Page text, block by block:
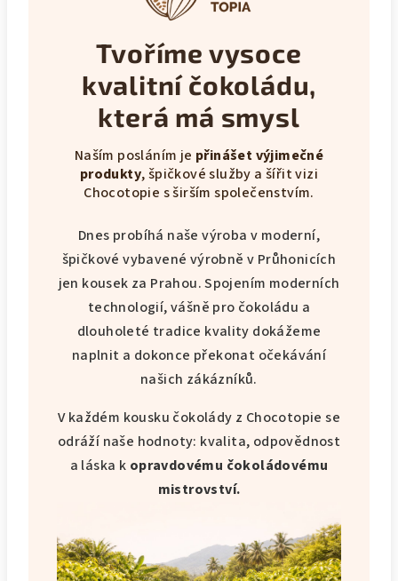
Tvoříme vysoce
kvalitní čokoládu,
která má smysl
Naším posláním je přinášet výjimečné
produkty, špičkové služby a šířit vizi
Chocotopie s širším společenstvím.
Dnes probíhá naše výroba v moderní,
špičkové vybavené výrobně v Průhonicích
jen kousek za Prahou. Spojením moderních
technologií, vášně pro čokoládu a
dlouholeté tradice kvality dokážeme
naplnit a dokonce překonat očekávání
našich zákázníků.
V každém kousku čokolády z Chocotopie se
odráží naše hodnoty: kvalita, odpovědnost
a láska k opravdovému čokoládovému
mistrovství.